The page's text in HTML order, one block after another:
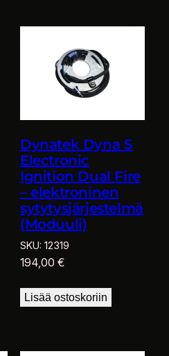
Dynatek Dyna S
Electronic
Ignition Dual Fire
– elektroninen
sytytysjärjestelmä
(Moduuli)
SKU: 12319
194,00€
Lisää ostoskoriin